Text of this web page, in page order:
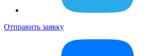
Отправить заявку